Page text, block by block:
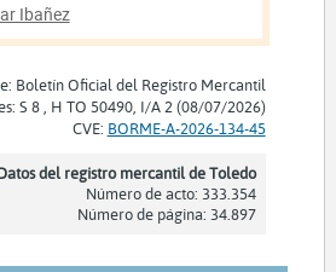
Ibañez
Boletín Oficial del Registro Mercantil
S 8 , H TO 50490, I/A 2 (08/07/2026)
CVE: BORME-A-2026-134-45
del registro mercantil de Toledo
Número de acto: 333.354
Número de página: 34.897